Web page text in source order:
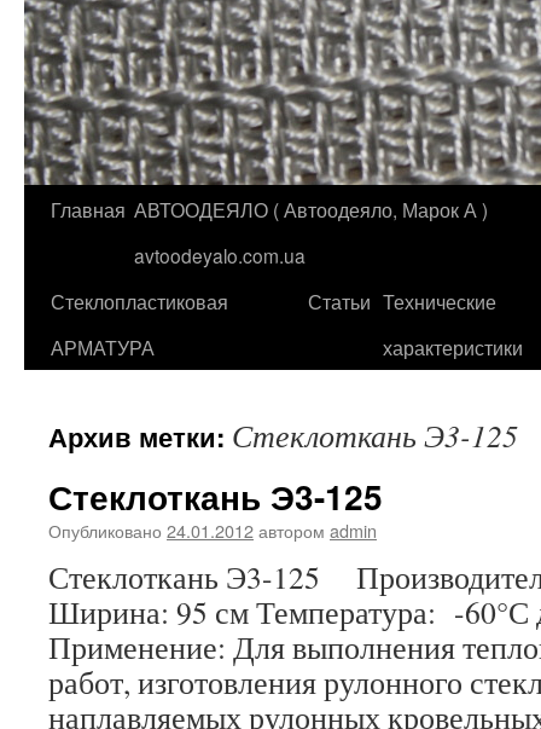
Перейти
содержимому
Главная АВТООДЕЯЛО ( Автоодеяло, Марок А )
avtoodeyalo.com.ua
Стеклопластиковая
АРМАТУРА
Статьи Технические
характеристики
Архив метки: Стеклоткань Э3-125
Стеклоткань Э3-125
Опубликовано 24.01.2012автором admin
Стеклоткань Э3-125
Ширина: 95 см Температура: -60°С
Применение: Для выполнения
работ, изготовления рулонного
наплавляемых рулонных